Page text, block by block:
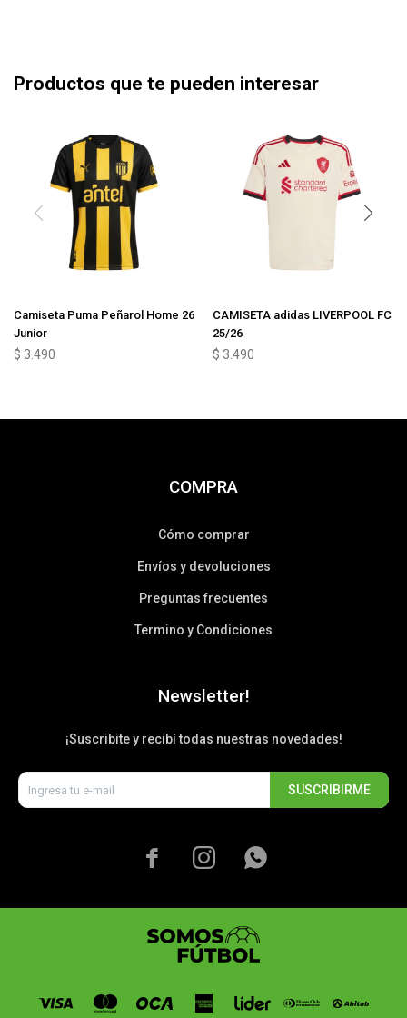
Productos que te pueden interesar
Camiseta Puma Peñarol Home 26
Junior
$ 3.490
CAMISETA adidas LIVERPOOL FC
25/26
$ 3.490
COMPRA
Cómo comprar
Envíos y devoluciones
Preguntas frecuentes
Termino y Condiciones
Newsletter!
¡Suscribite y recibí todas nuestras novedades!
SUSCRIBIRME
  